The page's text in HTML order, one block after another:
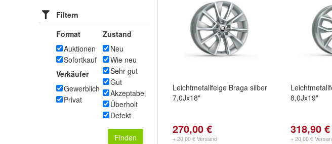
Filtern
Format
Auktionen
Sofortkauf
Verkäufer
Gewerblich
Privat
Zustand
Neu
Wie neu
Sehr gut
Gut
Akzeptabel
Überholt
Defekt
Finden
Leichtmetallfelge Braga silber
7,0Jx18"
270,00 €
+ 20,00 € Versand
8,0Jx19"
318,90 €
+ 20,00 €